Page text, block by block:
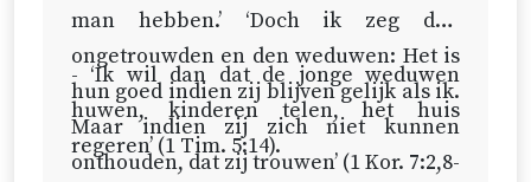
man hebben.’ ‘Doch ik zeg den
ongetrouwden en den weduwen: Het is
hun goed indien zij blijven gelijk als ik.
Maar indien zij zich niet kunnen
onthouden, dat zij trouwen’ (1 Kor. 7:2,8-
- ‘Ik wil dan dat de jonge weduwen
huwen, kinderen telen, het huis
regeren’ (1 Tim. 5:14).